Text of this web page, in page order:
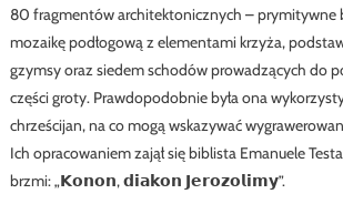
80 fragmentów architektonicznych – prymitywne
mozaikę podłogową z elementami krzyża,
gzymsy oraz siedem schodów prowadzących do
części groty. Prawdopodobnie była ona
chrześcijan, na co mogą wskazywać
Ich opracowaniem zajął się biblista Emanuele
brzmi: „𝗞𝗼𝗻𝗼𝗻, 𝗱𝗶𝗮𝗸𝗼𝗻 𝗝𝗲𝗿𝗼𝘇𝗼𝗹𝗶𝗺𝘆”.